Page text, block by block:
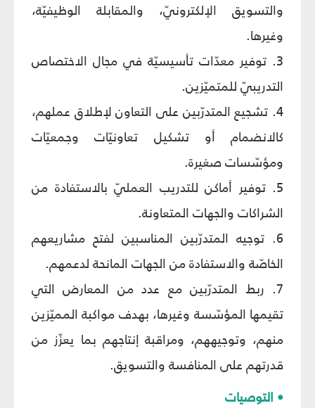
والتسويق الإلكترونيّ، والمقابلة الوظيفيّة،
وغيرها.
3. توفير معدّات تأسيسيّة في مجال الاختصاص
التدريبيّ للمتميّزين.
4. تشجيع المتدرّبين على التعاون لإطلاق عملهم،
كالانضمام أو تشكيل تعاونيّات وجمعيّات
ومؤسّسات صغيرة.
5. توفير أماكن للتدريب العمليّ بالاستفادة من
الشراكات والجهات المتعاونة.
6. توجيه المتدرّبين المناسبين لفتح مشاريعهم
الخاصّة والاستفادة من الجهات المانحة لدعمهم.
7. ربط المتدرّبين مع عدد من المعارض التي
تقيمها المؤسّسة وغيرها، بهدف مواكبة المميّزين
منهم، وتوجيههم، ومراقبة إنتاجهم بما يعزّز من
قدرتهم على المنافسة والتسويق.
• التوصيات